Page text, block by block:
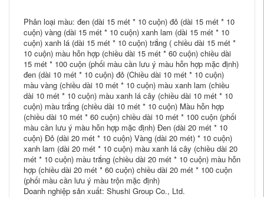
Phân loại màu: đen (dài 15 mét * 10 cuộn) đỏ (dài 15 mét * 10
cuộn) vàng (dài 15 mét * 10 cuộn) xanh lam (dài 15 mét * 10
cuộn) xanh lá (dài 15 mét * 10 cuộn) trắng ( chiều dài 15 mét *
10 cuộn) màu hỗn hợp (chiều dài 15 mét * 60 cuộn) chiều dài
15 mét * 100 cuộn (phối màu cần lưu ý màu hỗn hợp mặc định)
đen (dài 10 mét * 10 cuộn) đỏ (Chiều dài 10 mét * 10 cuộn)
màu vàng (chiều dài 10 mét * 10 cuộn) màu xanh lam (chiều
dài 10 mét * 10 cuộn) màu xanh lá cây (chiều dài 10 mét * 10
cuộn) màu trắng (chiều dài 10 mét * 10 cuộn) Màu hỗn hợp
(chiều dài 10 mét * 60 cuộn) chiều dài 10 mét * 100 cuộn (phối
màu cần lưu ý màu hỗn hợp mặc định) Đen (dài 20 mét * 10
cuộn) Đỏ (dài 20 mét * 10 cuộn) Vàng (dài 20 mét) * 10 cuộn)
xanh lam (dài 20 mét * 10 cuộn) màu xanh lá cây (chiều dài 20
mét * 10 cuộn) màu trắng (chiều dài 20 mét * 10 cuộn) màu hỗn
hợp (chiều dài 20 mét * 60 cuộn) chiều dài 20 mét * 100 cuộn
(phối màu cần lưu ý màu trộn mặc định)
Doanh nghiệp sản xuất: Shushi Group Co., Ltd.